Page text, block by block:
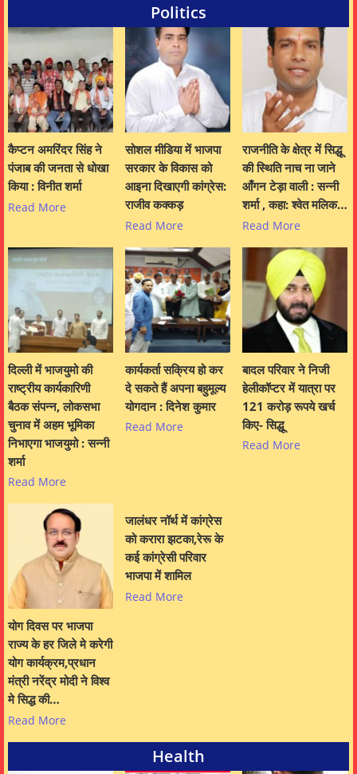
Politics
कैप्टन अमरिंदर सिंह ने
पंजाब की जनता से धोखा
किया : विनीत शर्मा
Read More
सोशल मीडिया में भाजपा
सरकार के विकास को
आइना दिखाएगी कांग्रेस:
राजीव कक्कड़
Read More
राजनीति के क्षेत्र में सिद्धू
की स्थिति नाच ना जाने
आँगन टेड़ा वाली : सन्नी
शर्मा , कहा: श्वेत मलिक…
Read More
दिल्ली में भाजयुमो की
राष्ट्रीय कार्यकारिणी
बैठक संपन्न, लोकसभा
चुनाव में अहम भूमिका
निभाएगा भाजयुमो : सन्नी
शर्मा
Read More
कार्यकर्ता सक्रिय हो कर
दे सकते हैं अपना बहुमूल्य
योगदान : दिनेश कुमार
Read More
बादल परिवार ने निजी
हेलीकॉप्टर में यात्रा पर
121 करोड़ रूपये खर्च
किए- सिद्धू
Read More
योग दिवस पर भाजपा
राज्य के हर जिले मे करेगी
योग कार्यक्रम,प्रधान
मंत्री नरेंद्र मोदी ने विश्व
मे सिद्ध की…
Read More
जालंधर नॉर्थ में कांग्रेस
को करारा झटका,रेरू के
कई कांग्रेसी परिवार
भाजपा में शामिल
Read More
Health